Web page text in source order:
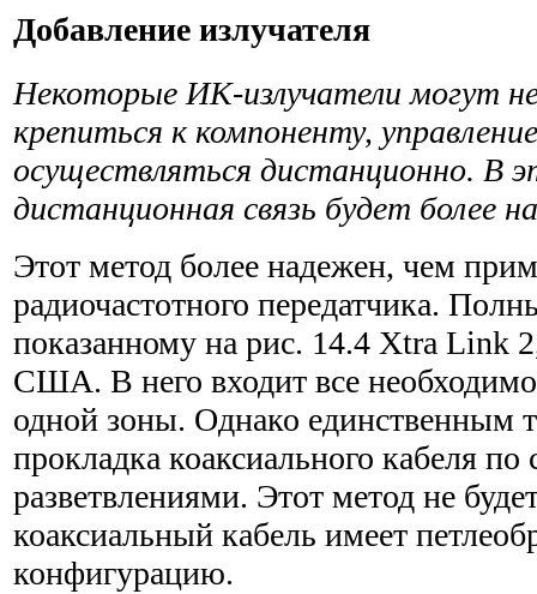
Добавление излучателя
Некоторые ИК-излучатели могут
крепиться к компо­ненту,
осуществляться дистанционно. В
дистанционная связь будет более
Этот метод более надежен, чем
радиочастотного передатчика.
показанному на рис. 14.4 Xtra Link
США. В него входит все
одной зоны. Однако единственным
прокладка коаксиального кабеля по
разветвлениями. Этот метод не
коаксиальный кабель имеет
конфигурацию.